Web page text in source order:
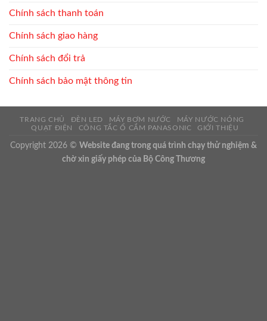
Chính sách thanh toán
Chính sách giao hàng
Chính sách đổi trả
Chính sách bảo mật thông tin
TRANG CHỦ ĐÈN LED MÁY BƠM NƯỚC
MÁY NƯỚC NÓNG
QUẠT ĐIỆN
CÔNG TẮC Ổ CẮM PANASONIC GIỚI THIỆU
Copyright 2026 © Website đang trong quá trình chạy thử nghiệm &
chờ xin giấy phép của Bộ Công Thương